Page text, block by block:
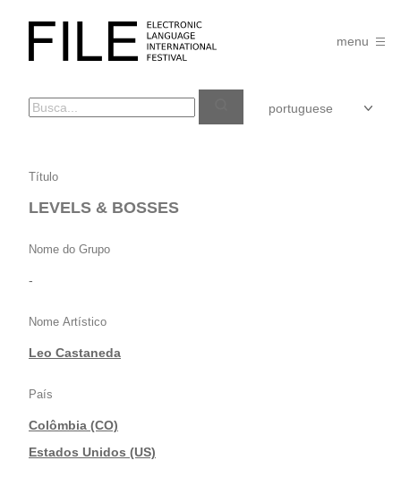
FILE
FESTIVAL
menu
LEVELS
&
Título
LEVELS & BOSSES
Nome do Grupo
-
Nome Artístico
Leo Castaneda
País
Colômbia (CO)
|Estados Unidos (US)